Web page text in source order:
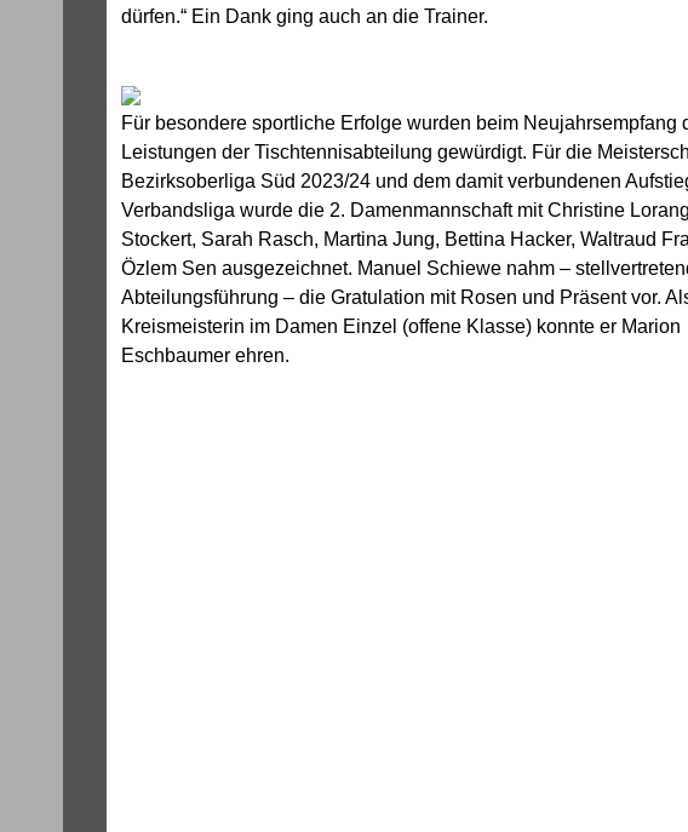
dürfen.“ Ein Dank ging auch an die Trainer.
Für besondere sportliche Erfolge wurden beim Neujahrsempfang
Leistungen der Tischtennisabteilung gewürdigt. Für die
Bezirksoberliga Süd 2023/24 und dem damit verbundenen
Verbandsliga wurde die 2. Damenmannschaft mit Christine
Stockert, Sarah Rasch, Martina Jung, Bettina Hacker, Waltraud
Özlem Sen ausgezeichnet. Manuel Schiewe nahm –
Abteilungsführung ­– die Gratulation mit Rosen und Präsent vor.
Kreismeisterin im Damen Einzel (offene Klasse) konnte er Marion
Eschbaumer ehren.